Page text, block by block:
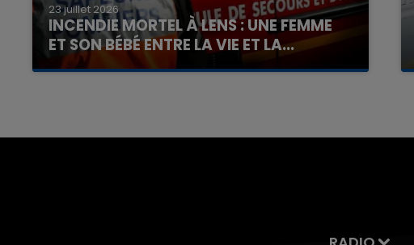
23 juillet 2026
INCENDIE MORTEL À LENS : UNE FEMME
ET SON BÉBÉ ENTRE LA VIE ET LA...
Un homme s'est immolé par le feu après avoir